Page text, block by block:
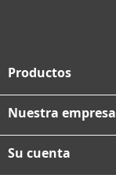
Productos
Nuestra empresa
Su cuenta